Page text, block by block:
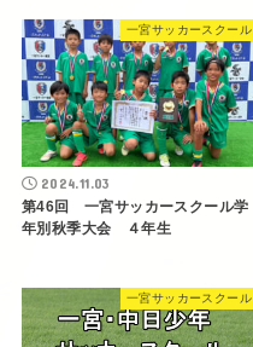
一宮サッカースクール
2024.11.03
第46回 一宮サッカースクール学
年別秋季大会 ４年生
一宮サッカースクール